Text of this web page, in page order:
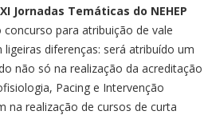
Jornadas Temáticas do NEHEP
para atribuição de vale
diferenças: será atribuído um
não só na realização da acreditação
Pacing e Intervenção
na realização de cursos de curta